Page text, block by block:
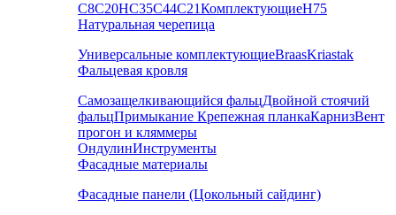
С8С20НС35С44С21КомплектующиеН75
Натуральная черепица
Универсальные комплектующиеBraasKriastak
Фальцевая кровля
Самозащелкивающийся фальцДвойной стоячий
фальцПримыкание Крепежная планкаКарнизВент
прогон и кляммеры
ОндулинИнструменты
Фасадные материалы
Фасадные панели (Цокольный сайдинг)